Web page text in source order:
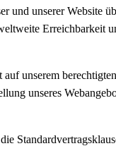
und unserer Website
Erreichbarkeit
unserem
unseres